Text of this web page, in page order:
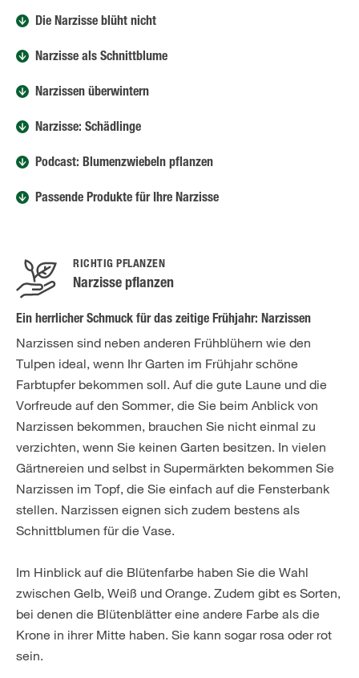
Die Narzisse blüht nicht
Narzisse als Schnittblume
Narzissen überwintern
Narzisse: Schädlinge
Podcast: Blumenzwiebeln pflanzen
Passende Produkte für Ihre Narzisse
RICHTIG PFLANZEN
Narzisse pflanzen
Ein herrlicher Schmuck für das zeitige Frühjahr: Narzissen
Narzissen sind neben anderen Frühblühern wie den
Tulpen ideal, wenn Ihr Garten im Frühjahr schöne
Farbtupfer bekommen soll. Auf die gute Laune und die
Vorfreude auf den Sommer, die Sie beim Anblick von
Narzissen bekommen, brauchen Sie nicht einmal zu
verzichten, wenn Sie keinen Garten besitzen. In vielen
Gärtnereien und selbst in Supermärkten bekommen Sie
Narzissen im Topf, die Sie einfach auf die Fensterbank
stellen. Narzissen eignen sich zudem bestens als
Schnittblumen für die Vase.
Im Hinblick auf die Blütenfarbe haben Sie die Wahl
zwischen Gelb, Weiß und Orange. Zudem gibt es Sorten,
bei denen die Blütenblätter eine andere Farbe als die
Krone in ihrer Mitte haben. Sie kann sogar rosa oder rot
sein.